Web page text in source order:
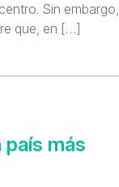
Sin embargo,
que, en […]
más